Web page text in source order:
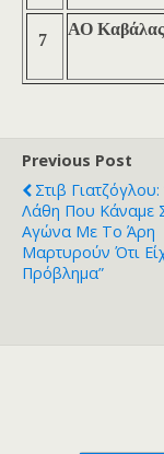
7
ΑΟ
Previous Post
Στιβ
Λάθη Που Κάναμε
Αγώνα Με Το Άρη
Μαρτυρούν Ότι
Πρόβλημα”